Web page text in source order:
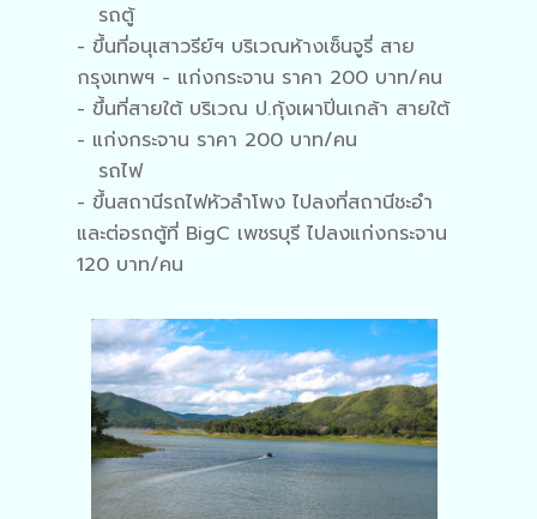
รถตู้
- ขึ้นที่อนุเสาวรีย์ฯ บริเวณห้างเซ็นจูรี่ สาย
กรุงเทพฯ - แก่งกระจาน ราคา 200 บาท/คน
- ขึ้นที่สายใต้ บริเวณ ป.กุ้งเผาปิ่นเกล้า สายใต้
- แก่งกระจาน ราคา 200 บาท/คน
รถไฟ
- ขึ้นสถานีรถไฟหัวลำโพง ไปลงที่สถานีชะอำ
และต่อรถตู้ที่ BigC เพชรบุรี ไปลงแก่งกระจาน
120 บาท/คน